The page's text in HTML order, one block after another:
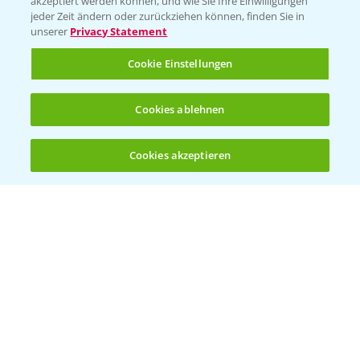
(noch 4)
Hilfe in Notfällen
T.+49 (0)214/30-20220
Folgen Sie uns
jeder Zeit ändern oder zurückziehen können, finden Sie in
unserer Privacy Statement
Cookie Einstellungen
Cookies ablehnen
Cookies akzeptieren